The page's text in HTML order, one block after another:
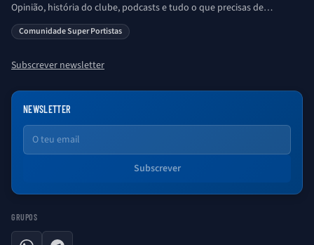
Opinião, história do clube, podcasts e tudo o que precisas de
saber sobre o universo Porto. Ser Porto é aqui!
Comunidade Super Portistas
Subscrever newsletter
NEWSLETTER
Email
Subscrever
GRUPOS